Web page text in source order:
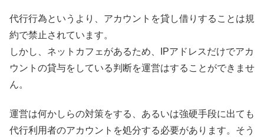
代行行為というより、アカウントを貸し借りすることは規
約で禁止されています。
しかし、ネットカフェがあるため、IPアドレスだけでアカ
ウントの貸与をしている判断を運営はすることができませ
ん。
運営は何かしらの対策をする、あるいは強硬手段に出ても
代行利用者のアカウントを処分する必要があります。そう